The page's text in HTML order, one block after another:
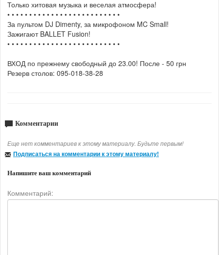
Только хитовая музыка и веселая атмосфера!
• • • • • • • • • • • • • • • • • • • • • • • • • •
За пультом DJ Dimenty, за микрофоном MC Small!
Зажигают BALLET Fusion!
• • • • • • • • • • • • • • • • • • • • • • • • • •
ВХОД по прежнему свободный до 23.00! После - 50 грн
Резерв столов: 095-018-38-28
Комментарии
Еще нет комментариев к этому материалу. Будьте первым!
Подписаться на комментарии к этому материалу!
Напишите ваш комментарий
Комментарий: